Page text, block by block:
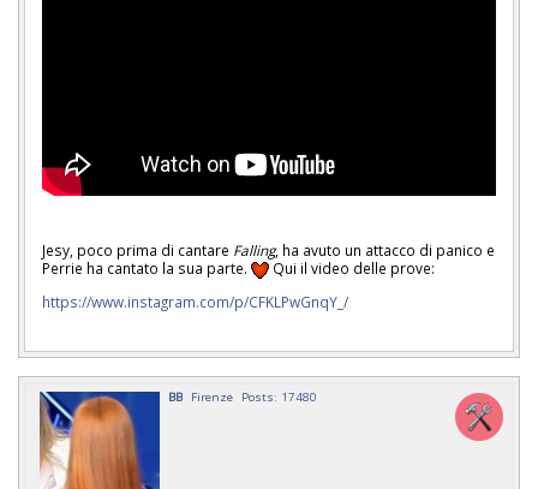
Jesy, poco prima di cantare Falling, ha avuto un attacco di panico e
Perrie ha cantato la sua parte.
Qui il video delle prove:
https://www.instagram.com/p/CFKLPwGnqY_/
BB Firenze Posts: 17480